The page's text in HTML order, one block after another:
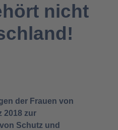
nicht
der Frauen von
2018 zur
Schutz und